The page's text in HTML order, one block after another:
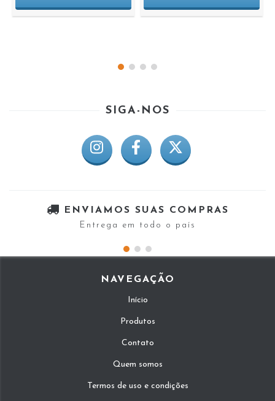
SIGA-NOS
ENVIAMOS SUAS COMPRAS
Entrega em todo o país
NAVEGAÇÃO
Início
Produtos
Contato
Quem somos
Termos de uso e condições